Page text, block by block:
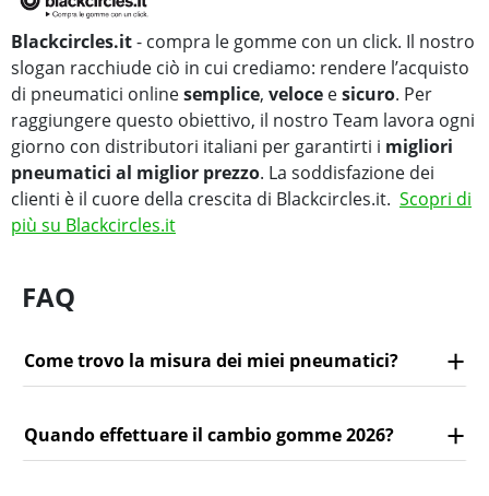
Blackcircles.it- compra le gomme con un click. Il nostro
slogan racchiude ciò in cui crediamo: rendere l’acquisto
di pneumatici onlinesemplice, veloce esicuro. Per
raggiungere questo obiettivo, il nostro Team lavora ogni
giorno con distributori italiani per garantirti i migliori
pneumatici al miglior prezzo. La soddisfazione dei
clienti è il cuore della crescita di Blackcircles.it. Scopri di
più su Blackcircles.it
FAQ
Come trovo la misura dei miei pneumatici?
Quando effettuare il cambio gomme 2026?